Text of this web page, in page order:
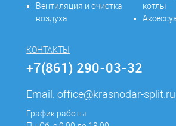
Вентиляция и очистка
воздуха
котлы
КОНТАКТЫ
+7(861) 290-03-32
Email:office@krasnodar-split.ru
График работы